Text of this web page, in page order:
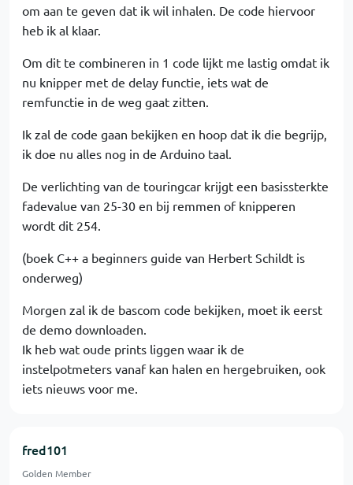
om aan te geven dat ik wil inhalen. De code hiervoor
heb ik al klaar.
Om dit te combineren in 1 code lijkt me lastig omdat ik
nu knipper met de delay functie, iets wat de
remfunctie in de weg gaat zitten.
Ik zal de code gaan bekijken en hoop dat ik die begrijp,
ik doe nu alles nog in de Arduino taal.
De verlichting van de touringcar krijgt een basissterkte
fadevalue van 25-30 en bij remmen of knipperen
wordt dit 254.
(boek C++ a beginners guide van Herbert Schildt is
onderweg)
Morgen zal ik de bascom code bekijken, moet ik eerst
de demo downloaden.
Ik heb wat oude prints liggen waar ik de
instelpotmeters vanaf kan halen en hergebruiken, ook
iets nieuws voor me.
fred101
Golden Member